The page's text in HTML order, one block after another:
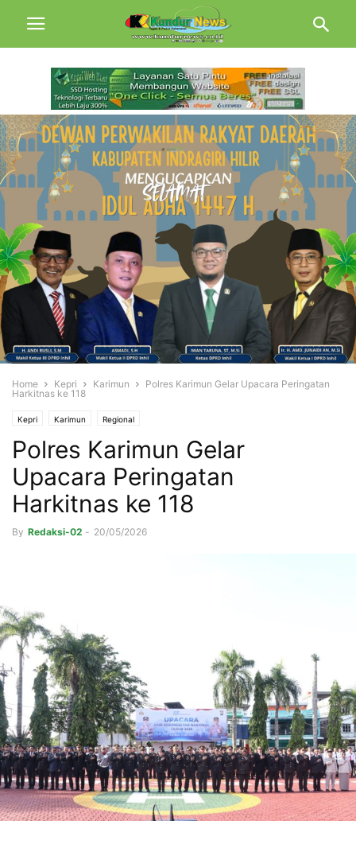
Home Kepri Karimun
Polres Karimun Gelar Upacara Peringatan
Harkitnas ke 118
Kepri Karimun Regional
Polres Karimun Gelar
Upacara Peringatan
Harkitnas ke 118
By Redaksi-02 - 20/05/2026